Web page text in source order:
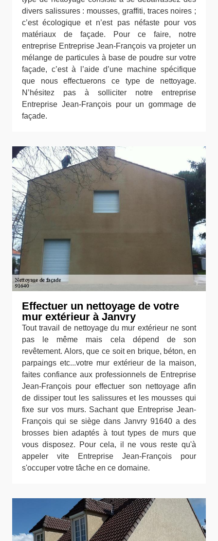
divers salissures : mousses, graffiti, traces noires ;
c’est écologique et n’est pas néfaste pour vos
matériaux de façade. Pour ce faire, notre
entreprise Entreprise Jean-François va projeter un
mélange de particules à base de poudre sur votre
façade, c’est à l’aide d’une machine spécifique
que nous effectuerons ce type de nettoyage.
N’hésitez pas à solliciter notre entreprise
Entreprise Jean-François pour un gommage de
façade.
Effectuer un nettoyage de votre
mur extérieur à Janvry
Tout travail de nettoyage du mur extérieur ne sont
pas le même mais cela dépend de son
revêtement. Alors, que ce soit en brique, béton, en
parpaings etc...votre mur extérieur de la maison,
faites confiance aux professionnels de Entreprise
Jean-François pour effectuer son nettoyage afin
de dissiper tout les salissures et les mousses qui
fixe sur vos murs. Sachant que Entreprise Jean-
François qui se siège dans Janvry 91640 a des
brosses bien adaptés à tout types de murs que
vous disposez. Pour cela, il ne vous reste qu'à
appeler vite Entreprise Jean-François pour
s'occuper votre tâche en ce domaine.